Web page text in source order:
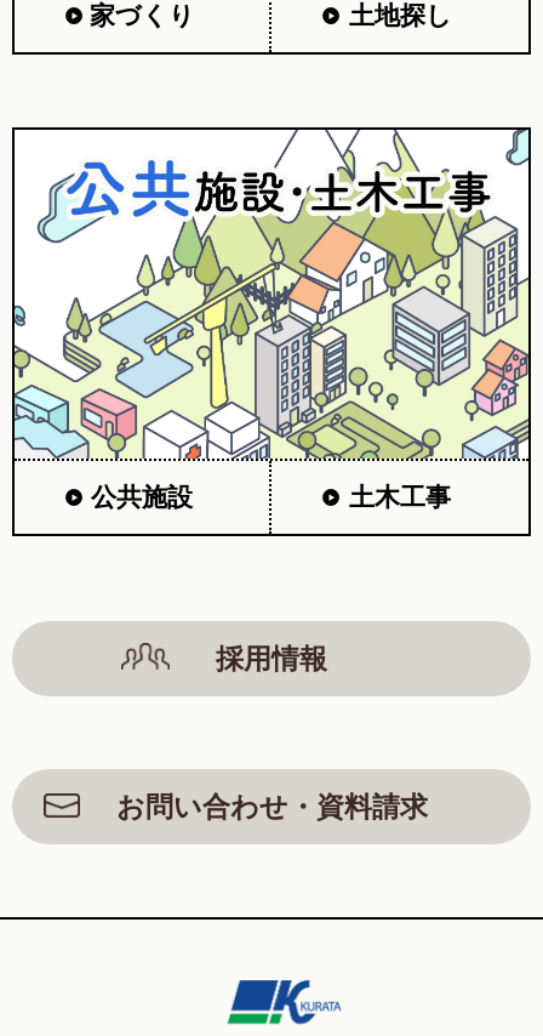
家づくり 土地探し
公共施設 土木工事
採用情報
お問い合わせ・資料請求